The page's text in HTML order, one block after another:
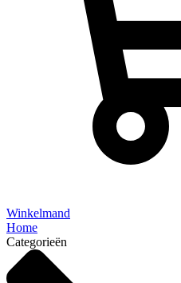
Winkelmand
Home
Categorieën